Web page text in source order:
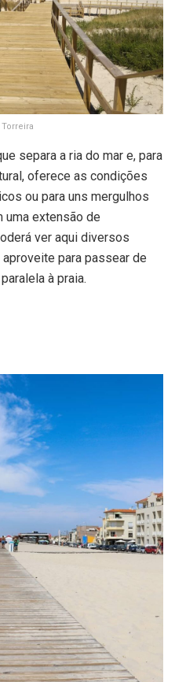
Torreira
separa a ria do mar e, para
oferece as condições
ou para uns mergulhos
uma extensão de
ver aqui diversos
aproveite para passear de
à praia.